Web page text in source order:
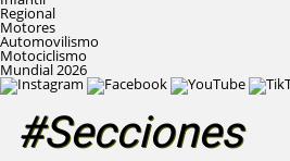
Regional
Motores
Automovilismo
Motociclismo
Mundial 2026
#Secciones